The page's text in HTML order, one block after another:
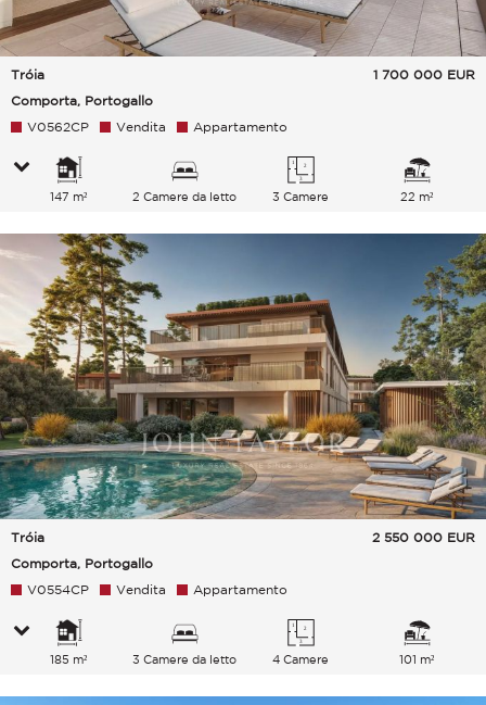
Tróia
Comporta, Portogallo
1 700 000 EUR
V0562CP Vendita Appartamento
147 m² 2 Camere da letto 3 Camere 22 m²
Tróia
Comporta, Portogallo
2 550 000 EUR
V0554CP Vendita Appartamento
185 m² 3 Camere da letto 4 Camere 101 m²